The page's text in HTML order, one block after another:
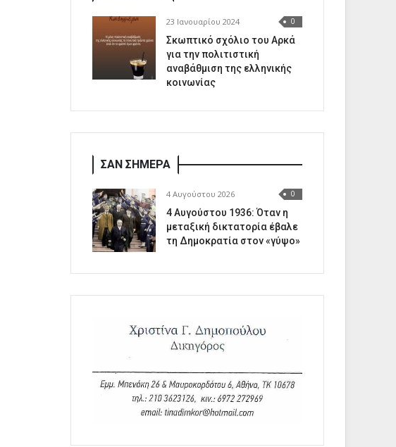
23 Ιανουαρίου 2024 0
Σκωπτικό σχόλιο του Αρκά
για την πολιτιστική
αναβάθμιση της ελληνικής
κοινωνίας
ΣΑΝ ΣΗΜΕΡΑ
4 Αυγούστου 2026 0
4 Αυγούστου 1936: Όταν η
μεταξική δικτατορία έβαλε
τη Δημοκρατία στον «γύψο»